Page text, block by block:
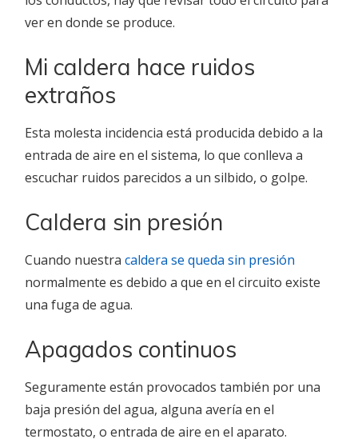
ver en donde se produce.
Mi caldera hace ruidos
extraños
Esta molesta incidencia está producida debido a la
entrada de aire en el sistema, lo que conlleva a
escuchar ruidos parecidos a un silbido, o golpe.
Caldera sin presión
Cuando nuestra caldera se queda sin presión
normalmente es debido a que en el circuito existe
una fuga de agua.
Apagados continuos
Seguramente están provocados también por una
baja presión del agua, alguna avería en el
termostato, o entrada de aire en el aparato.